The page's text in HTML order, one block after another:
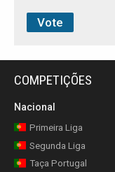
COMPETIÇÕES
Nacional
Primeira Liga
Segunda Liga
Taça Portugal